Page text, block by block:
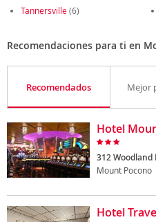
Tannersville(6)
Recomendaciones para ti en
Recomendados Mejor
Hotel
312 Woodland
Mount Pocono
Hotel